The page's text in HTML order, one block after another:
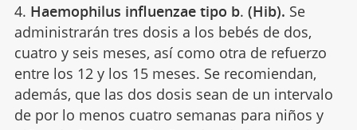
4. Haemophilus influenzae tipo b. (Hib). Se
administrarán tres dosis a los bebés de dos,
cuatro y seis meses, así como otra de refuerzo
entre los 12 y los 15 meses. Se recomiendan,
además, que las dos dosis sean de un intervalo
de por lo menos cuatro semanas para niños y